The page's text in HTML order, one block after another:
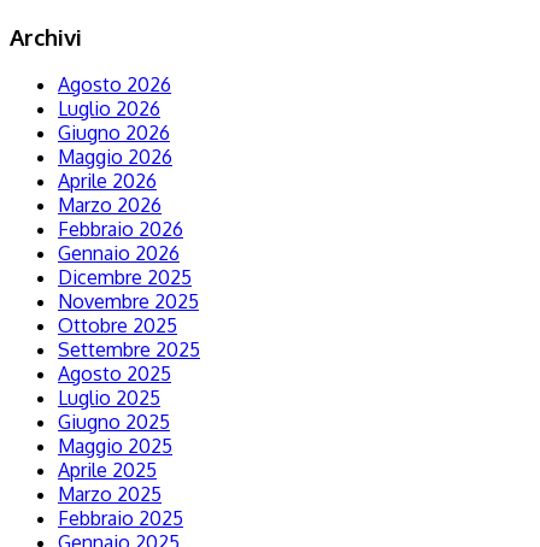
Archivi
Agosto 2026
Luglio 2026
Giugno 2026
Maggio 2026
Aprile 2026
Marzo 2026
Febbraio 2026
Gennaio 2026
Dicembre 2025
Novembre 2025
Ottobre 2025
Settembre 2025
Agosto 2025
Luglio 2025
Giugno 2025
Maggio 2025
Aprile 2025
Marzo 2025
Febbraio 2025